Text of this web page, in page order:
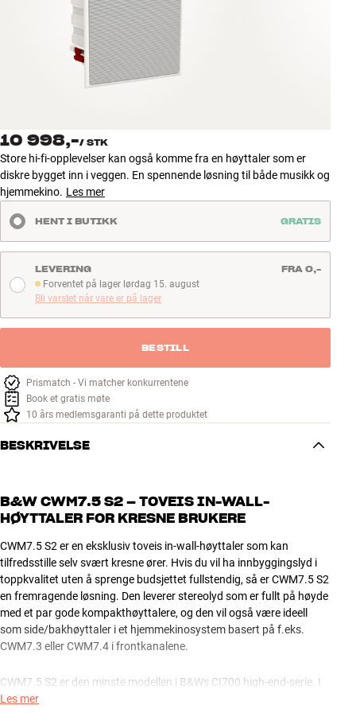
Tilbehør
INSPIRASJON
NYHETER
TILBUD
Finn Butikk
Kundeservice
Logg inn
Kundeservice
Bygg med lyd
10 998,-/ STK
Store hi-fi-opplevelser kan også komme fra en høyttaler som er
diskre bygget inn i veggen. En spennende løsning til både musikk og
hjemmekino. Les mer
HENT I BUTIKK GRATIS
Forventet på lager lørdag 15. august
Forventet på lager lørdag 15. august
Bli varslet når vare er på lager
LEVERING FRA 0,-
BESTILL
Prismatch - Vi matcher konkurrentene
Book et gratis møte
10 års medlemsgaranti på dette produktet
BESKRIVELSE
B&W CWM7.5 S2 – TOVEIS IN-WALL-
HØYTTALER FOR KRESNE BRUKERE
CWM7.5 S2 er en eksklusiv toveis in-wall-høyttaler som kan
tilfredsstille selv svært kresne ører. Hvis du vil ha innbyggingslyd i
toppkvalitet uten å sprenge budsjettet fullstendig, så er CWM7.5 S2
en fremragende løsning. Den leverer stereolyd som er fullt på høyde
med et par gode kompakthøyttalere, og den vil også være ideell
som side/bakhøyttaler i et hjemmekinosystem basert på f.eks.
CWM7.3 eller CWM7.4 i frontkanalene.
CWM7.5 S2 er den minste modellen i B&Ws CI700 high-end-serie. I
forhold til den billigere CI600-serien har 700-modellene enda bedre
Les mer